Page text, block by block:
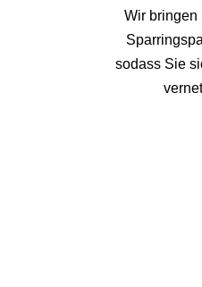
Wir bringen
sodass Sie